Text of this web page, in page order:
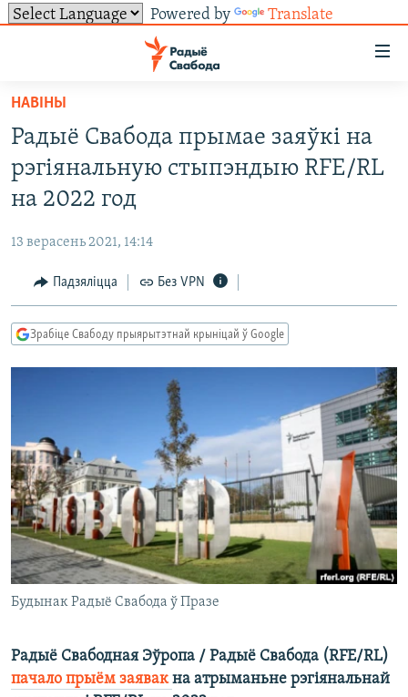
Powered by Translate
ўнівэрсальнага
доступу
Перайсьці
да
галоўнага
зьместу
да
навігацыі
Перайсьці
да
ПАЛІТЫКА
ЭКАНОМІКА
КАЛЯНДАР
ТОЛЬКІ НА СВАБОДЗЕ
ГІСТОРЫЯ НА СВАБОДЗЕ
ПАДКАСТЫ
НА ХВАЛЯХ СВАБОДЫ
СУВЯЗЬ
ПАДЗЯЛІЦЦА ІНФАРМАЦЫЯЙ
RSS
ПАДКАСТЫ
НАВІНЫ
Радыё Свабода прымае заяўкі на
рэгіянальную стыпэндыю RFE/RL
на 2022 год
13 верасень 2021, 14:14
Падзяліцца Без VPN
Зрабіце Свабоду прыярытэтнай крыніцай ў Google
Будынак Радыё Свабода ў Празе
Радыё Свабодная Эўропа / Радыё Свабода (RFE/RL)
пачало прыём заявакна атрыманьне рэгіянальнай